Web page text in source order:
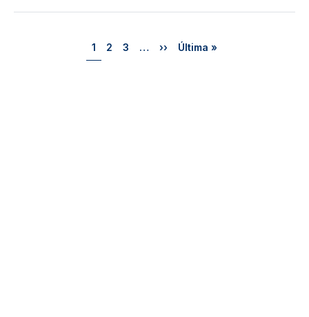
Página
1 Página
2 Página
3 … Próxima página
›› Última página
Última »